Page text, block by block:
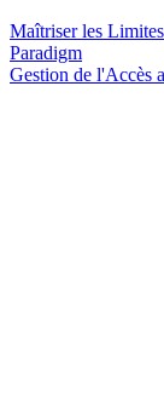
Maîtriser les
Paradigm
Gestion de l'Accès